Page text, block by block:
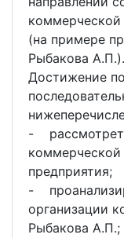
коммерческой
(на примере
Рыбакова А.П.).
Достижение
-
коммерческой
предприятия;
-
организации
Рыбакова А.П.;